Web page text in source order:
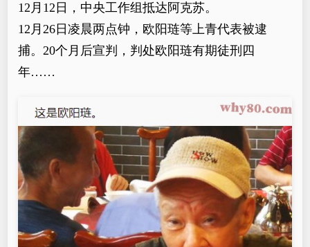
12月12日，中央工作组抵达阿克苏。
12月26日凌晨两点钟，欧阳琏等上青代表被逮
捕。20个月后宣判，判处欧阳琏有期徒刑四
年……